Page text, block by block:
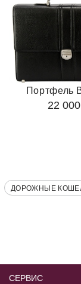
Портфель
22 000
ДОРОЖНЫЕ
СЕРВИС